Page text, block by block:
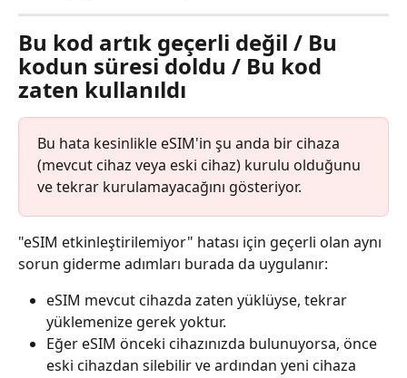
Bu kod artık geçerli değil / Bu
kodun süresi doldu / Bu kod
zaten kullanıldı
Bu hata kesinlikle eSIM'in şu anda bir cihaza
(mevcut cihaz veya eski cihaz) kurulu olduğunu
ve tekrar kurulamayacağını gösteriyor.
"eSIM etkinleştirilemiyor" hatası için geçerli olan aynı
sorun giderme adımları burada da uygulanır:
eSIM mevcut cihazda zaten yüklüyse, tekrar
yüklemenize gerek yoktur.
Eğer eSIM önceki cihazınızda bulunuyorsa, önce
eski cihazdan silebilir ve ardından yeni cihaza